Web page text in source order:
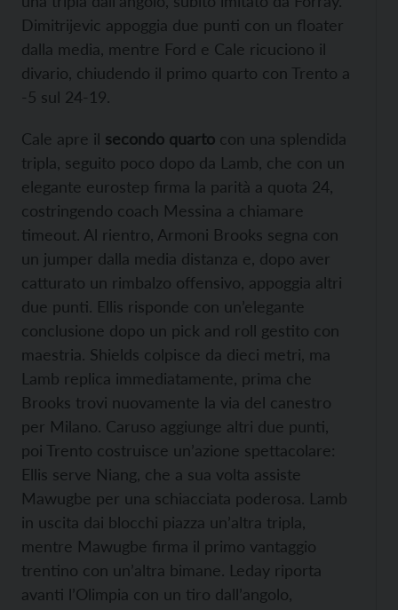
Dimitrijevic appoggia due punti con un floater
dalla media, mentre Ford e Cale ricuciono il
divario, chiudendo il primo quarto con Trento a
-5 sul 24-19.
Cale apre il secondo quarto con una splendida
tripla, seguito poco dopo da Lamb, che con un
elegante eurostep firma la parità a quota 24,
costringendo coach Messina a chiamare
timeout. Al rientro, Armoni Brooks segna con
un jumper dalla media distanza e, dopo aver
catturato un rimbalzo offensivo, appoggia altri
due punti. Ellis risponde con un’elegante
conclusione dopo un pick and roll gestito con
maestria. Shields colpisce da dieci metri, ma
Lamb replica immediatamente, prima che
Brooks trovi nuovamente la via del canestro
per Milano. Caruso aggiunge altri due punti,
poi Trento costruisce un’azione spettacolare:
Ellis serve Niang, che a sua volta assiste
Mawugbe per una schiacciata poderosa. Lamb
in uscita dai blocchi piazza un’altra tripla,
mentre Mawugbe firma il primo vantaggio
trentino con un’altra bimane. Leday riporta
avanti l’Olimpia con un tiro dall’angolo,